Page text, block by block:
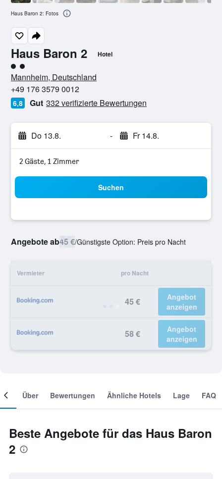
Haus Baron 2 Hotel
Bewertungskategorie 2
Mannheim, Deutschland
+49 176 3579 0012
6,8 Gut 332 verifizierte Bewertungen
Do 13.8. - Fr 14.8.
2 Gäste, 1 Zimmer
Suchen
Angebote ab45 €/Günstigste Option: Preis pro Nacht
Vermieter pro Nacht
45 €
Angebot
anzeigen
58 €
Angebot
anzeigen
Haus Baron 2: Fotos
Über Bewertungen Ähnliche Hotels Lage FAQ
Beste Angebote für das Haus Baron
2